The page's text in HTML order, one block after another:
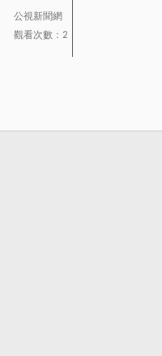
公視新聞網
觀看次數：27次